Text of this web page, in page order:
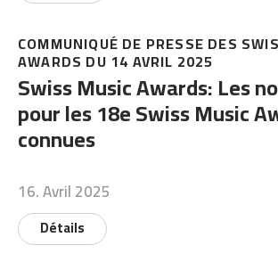
COMMUNIQUÉ DE PRESSE DES
AWARDS DU 14 AVRIL 2025
Swiss Music Awards: Les
pour les 18e Swiss Music
connues
16. Avril 2025
Détails